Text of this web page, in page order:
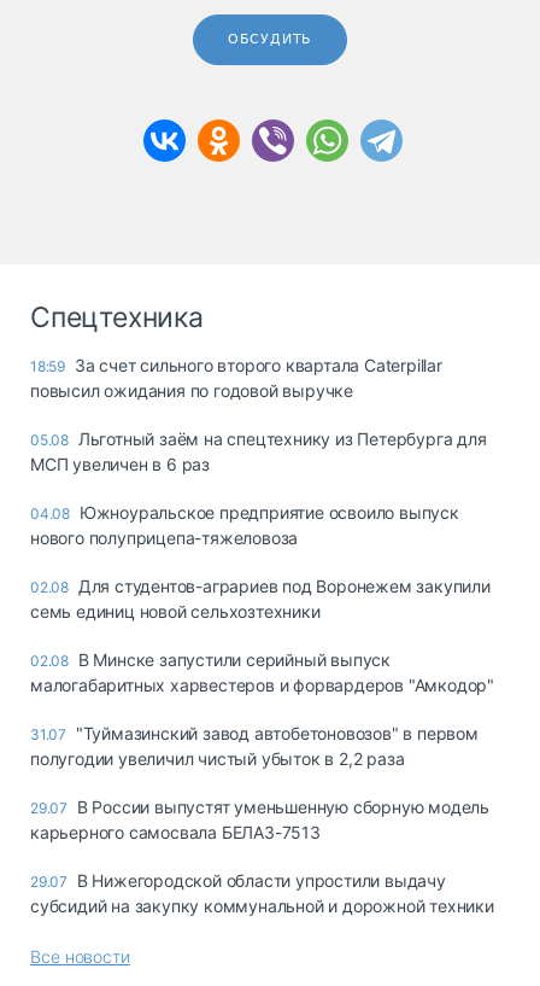
ОБСУДИТЬ
Спецтехника
18:59 За счет сильного второго квартала Caterpillar
повысил ожидания по годовой выручке
05.08 Льготный заём на спецтехнику из Петербурга для
МСП увеличен в 6 раз
04.08 Южноуральское предприятие освоило выпуск
нового полуприцепа-тяжеловоза
02.08 Для студентов-аграриев под Воронежем закупили
семь единиц новой сельхозтехники
02.08 В Минске запустили серийный выпуск
малогабаритных харвестеров и форвардеров "Амкодор"
31.07
"Туймазинский завод автобетоновозов" в первом
полугодии увеличил чистый убыток в 2,2 раза
29.07
В России выпустят уменьшенную сборную модель
карьерного самосвала БЕЛАЗ-7513
29.07
В Нижегородской области упростили выдачу
субсидий на закупку коммунальной и дорожной техники
Все новости